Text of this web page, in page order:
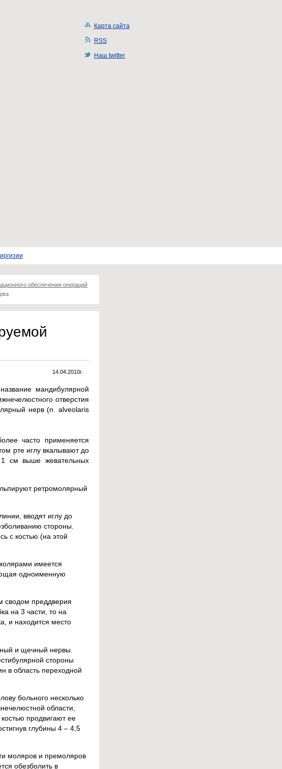
Карта сайта
RSS
Наш twitter
обеспечения операций
14.04.2010г.
мандибулярной
отверстия
нерв (n. alveolaris
часто применяется
рте иглу вкалывают до
1 см выше жевательных
ретромолярный
вводят иглу до
стороны.
с костью (на этой
имеется
одноименную
сводом преддверия
на 3 части, то на
и находится место
и щечный нервы.
стороны
в область переходной
больного несколько
области,
продвигают ее
глубины 4 – 4,5
моляров и премоляров
обезболить в